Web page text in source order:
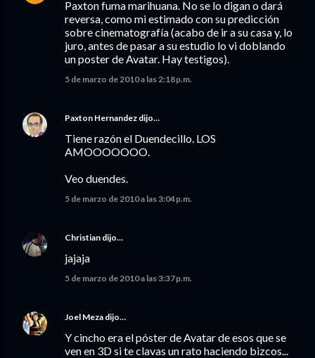
Paxton fuma marihuana. No se lo digan o dará
reversa, como mi estimado con su predicción
sobre cinematografía (acabo de ir a su casa y, lo
juro, antes de pasar a su estudio lo vi doblando
un poster de Avatar. Hay testigos).
5 de marzo de 2010 a las 2:18 p.m.
Paxton Hernandez dijo…
Tiene razón el Duendecillo. LOS
AMOOOOOOO.
Veo duendes.
5 de marzo de 2010 a las 3:04 p.m.
Christian dijo…
jajaja
5 de marzo de 2010 a las 3:37 p.m.
Joel Meza dijo…
Y cincho era el póster de Avatar de esos que se
ven en 3D si te clavas un rato haciendo bizcos...